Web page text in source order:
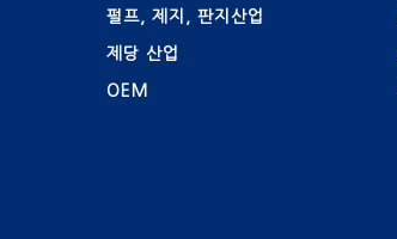
펄프, 제지, 판지산업
제당 산업
OEM